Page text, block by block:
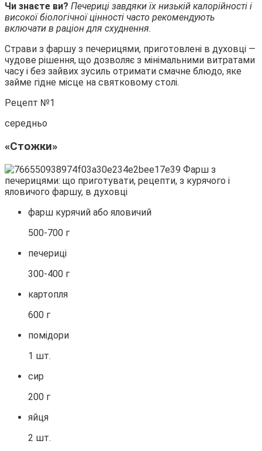
Чи знаєте ви? Печериці завдяки їх низькій калорійності і
високої біологічної цінності часто рекомендують
включати в раціон для схуднення.
Страви з фаршу з печерицями, приготовлені в духовці —
чудове рішення, що дозволяє з мінімальними витратами
часу і без зайвих зусиль отримати смачне блюдо, яке
займе гідне місце на святковому столі.
Рецепт №1
середньо
«Стожки»
фарш курячий або яловичий
500-700 г
печериці
300-400 г
картопля
600 г
помідори
1 шт.
сир
200 г
яйця
2 шт.